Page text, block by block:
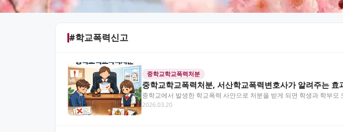
#학교폭력신고
중학교학교폭력처분
중학교학교폭력처분, 서산학교폭력변호사가 알려주는 효
중학교에서 발생한 학교폭력 사안으로 처분을 받게 되면 학생과 학부
수 있어 적절한 대응이…
2026.03.20